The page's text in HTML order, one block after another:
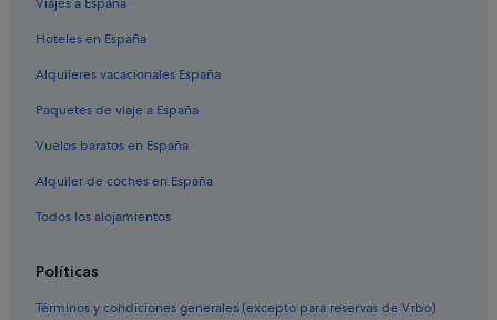
Campings de caravanas en Provincia de Sevilla
Exe Hotels en Nervión
Silken hoteles en San Pablo-Santa Justa
Hoteles en España
Alquileres vacacionales España
Paquetes de viaje a España
Vuelos baratos en España
Alquiler de coches en España
Todos los alojamientos
Políticas
Términos y condiciones generales (excepto para reservas de Vrbo)